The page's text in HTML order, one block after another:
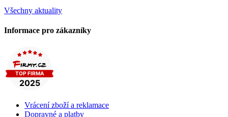
Všechny aktuality
Informace pro zákazníky
Vrácení zboží a reklamace
Dopravné a platby